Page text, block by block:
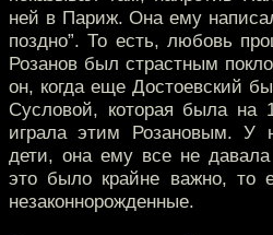
ней в Париж. Она ему
поздно”. То есть, любовь
Розанов был страстным
он, когда еще Достоевский
Сусловой, которая была на
играла этим Розановым. У
дети, она ему все не
это было крайне важно, то
незаконнорожденные.